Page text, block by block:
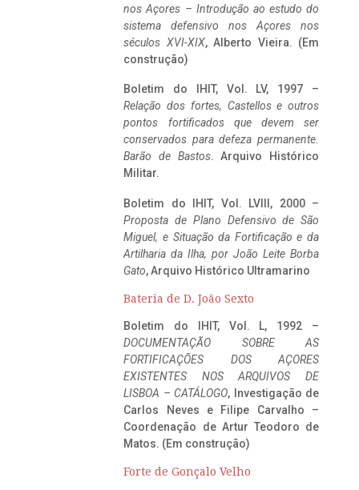
nos Açores – Introdução ao estudo do
sistema defensivo nos Açores nos
séculos XVI-XIX, Alberto Vieira. (Em
construção)
Boletim do IHIT, Vol. LV, 1997 –
Relação dos fortes, Castellos e outros
pontos fortificados que devem ser
conservados para defeza permanente.
Barão de Bastos. Arquivo Histórico
Militar.
Boletim do IHIT, Vol. LVIII, 2000 –
Proposta de Plano Defensivo de São
Miguel, e Situação da Fortificação e da
Artilharia da Ilha, por João Leite Borba
Gato, Arquivo Histórico Ultramarino
Bateria de D. João Sexto
Boletim do IHIT, Vol. L, 1992 –
DOCUMENTAÇÃO SOBRE AS
FORTIFICAÇÕES DOS AÇORES
EXISTENTES NOS ARQUIVOS DE
LISBOA – CATÁLOGO, Investigação de
Carlos Neves e Filipe Carvalho –
Coordenação de Artur Teodoro de
Matos. (Em construção)
Forte de Gonçalo Velho